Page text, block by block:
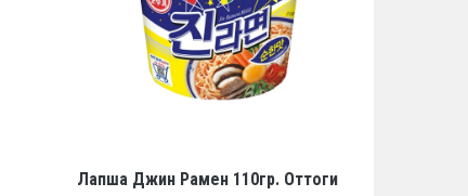
Лапша Джин Рамен 110гр. Оттоги